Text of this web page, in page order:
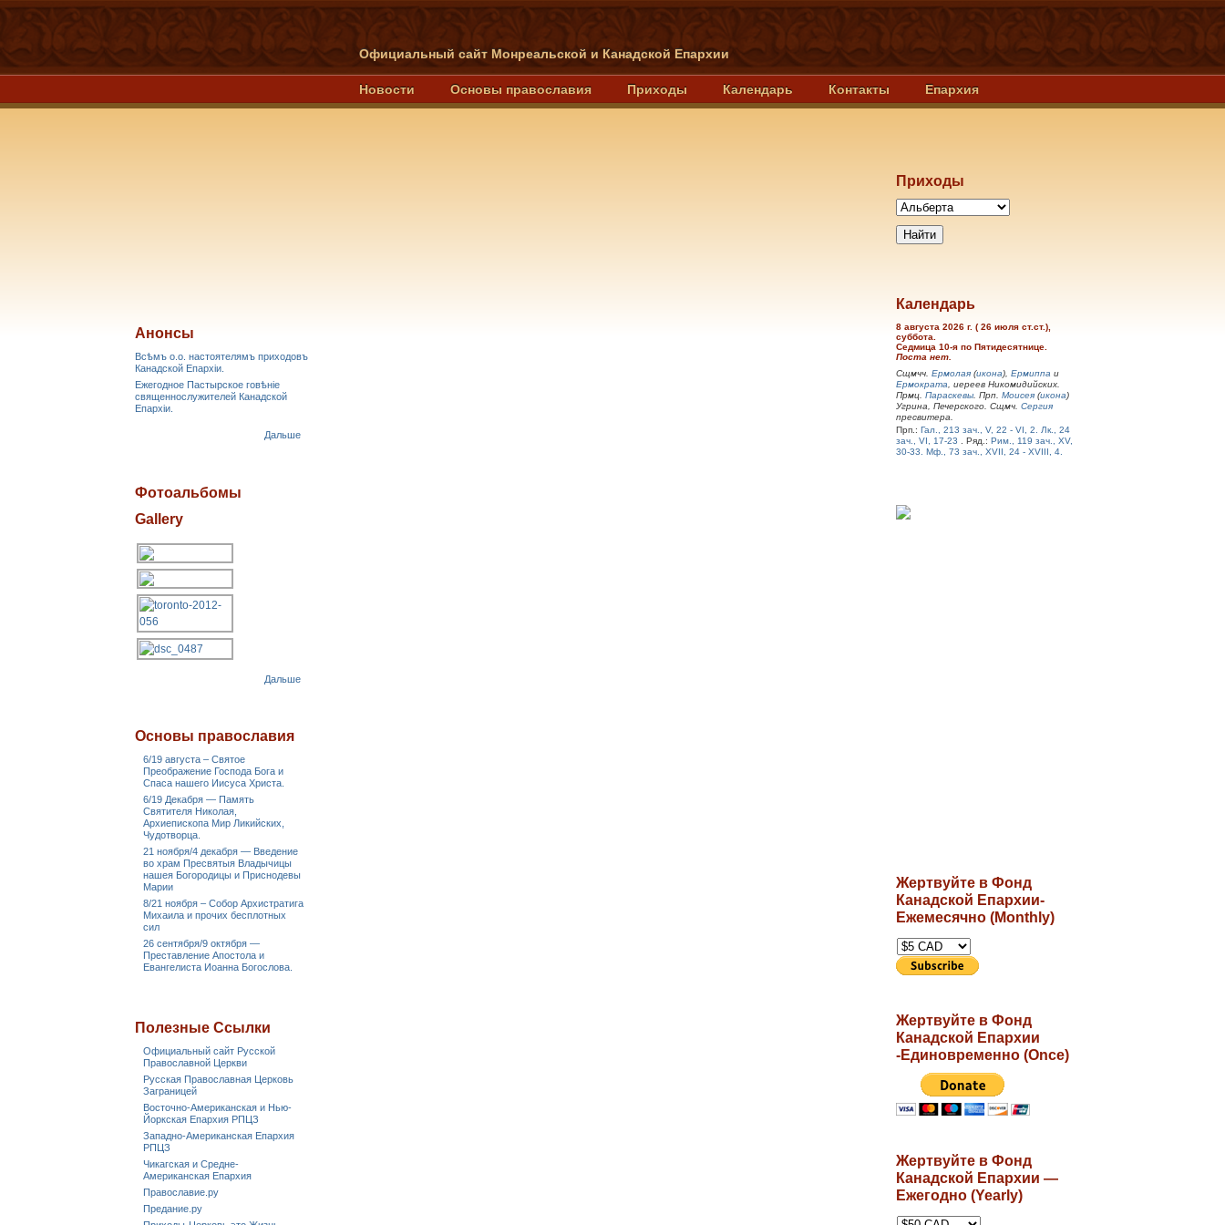
Официальный сайт Монреальской и Канадской Епархии
Новости Основы православия Приходы Календарь Контакты Епархия
Приходы
Календарь
8 августа 2026 г. ( 26 июля ст.ст.),
суббота.
Седмица 10-я по Пятидесятнице.
Поста нет.
Сщмчч. Ермолая (икона), Ермиппа и
Ермократа , иереев Никомидийских.
Прмц. Параскевы . Прп. Моисея (икона)
Угрина, Печерского. Сщмч. Сергия
пресвитера.
Прп.: Гал., 213 зач., V, 22 - VI, 2.
Лк., 24
зач., VI, 17-23
. Ряд.: Рим., 119 зач., XV,
30-33.
Мф., 73 зач., XVII, 24 - XVIII, 4.
Жертвуйте в Фонд
Канадской Епархии-
Ежемесячно (Monthly)
Жертвуйте в Фонд
Канадской Епархии
-Единовременно (Once)
Жертвуйте в Фонд
Канадской Епархии —
Ежегодно (Yearly)
Анонсы
Всѣмъ о.о. настоятелямъ приходовъ
Канадской Епархiи.
Ежегодное Пастырское говѣніе
священнослужителей Канадской
Епархіи.
Дальше
Фотоальбомы
Gallery
Дальше
Основы православия
6/19 августа – Святое
Преображение Господа Бога и
Спаса нашего Иисуса Христа.
6/19 Декабря — Память
Святителя Николая,
Архиепископа Мир Ликийских,
Чудотворца.
21 ноября/4 декабря — Введение
во храм Пресвятыя Владычицы
нашея Богородицы и Приснодевы
Марии
8/21 ноября – Собор Архистратига
Михаила и прочих бесплотных
сил
26 сентября/9 октября —
Преставление Апостола и
Евангелиста Иоанна Богослова.
Полезные Ссылки
Официальный сайт Русской
Православной Церкви
Русская Православная Церковь
Заграницей
Восточно-Американская и Нью-
Йоркская Епархия РПЦЗ
Западно-Американская Епархия
РПЦЗ
Чикагская и Средне-
Американская Епархия
Православие.ру
Предание.ру